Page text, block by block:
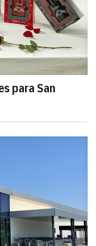
para San